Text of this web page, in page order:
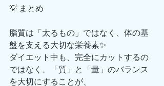
💡 まとめ
脂質は「太るもの」ではなく、体の基
盤を支える大切な栄養素✨
ダイエット中も、完全にカットするの
ではなく、「質」と「量」のバランス
を大切にすることが、